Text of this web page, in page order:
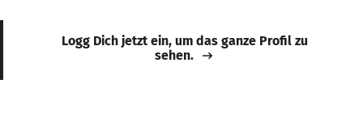
Logg Dich jetzt ein, um das ganze Profil zu
sehen.